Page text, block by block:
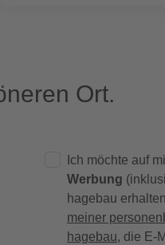
Ort.
Ich möchte auf
Werbung
hagebau
meiner
hagebau, die E-